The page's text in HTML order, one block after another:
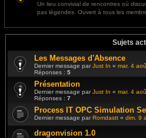
Un lieu convivial de rencontres où
pas légendes. Ouvert à tous les
Sujets
Les Messages d'Absence
Dernier message parJust In « mar. 4
Réponses : 5
Présentation
Dernier message parJust In « mar. 4
Réponses : 7
Process IT OPC Simulation
Dernier message parRomdastt « dim. 9
dragonvision 1.0